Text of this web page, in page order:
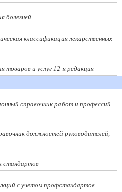
болезней
классификация лекарственных
и услуг 12-я редакция
справочник работ и профессий
должностей руководителей,
стандартов
с учетом профстандартов